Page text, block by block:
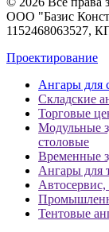
ООО "Базис
1152468063527,
Проектирование
Ангары для
Складские
Торговые
Модульные
столовые
Временные
Ангары для
Тентовые